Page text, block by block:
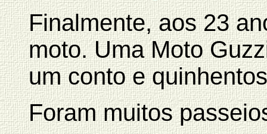
Finalmente, aos 23
moto. Uma Moto
um conto e
Foram muitos